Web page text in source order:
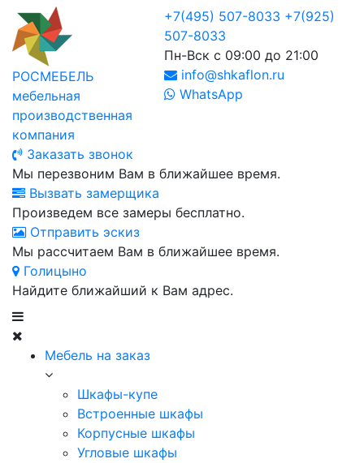
РОСМЕБЕЛЬ
мебельная
производственная
компания
+7(495) 507-8033 +7(925)
507-8033
Пн-Вск с 09:00 до 21:00
info@shkaflon.ru
WhatsApp
Заказать звонок
Мы перезвоним Вам в ближайшее время.
Вызвать замерщика
Произведем все замеры бесплатно.
Отправить эскиз
Мы рассчитаем Вам в ближайшее время.
Голицыно
Найдите ближайший к Вам адрес.
Мебель на заказ
Шкафы-купе
Встроенные шкафы
Корпусные шкафы
Угловые шкафы